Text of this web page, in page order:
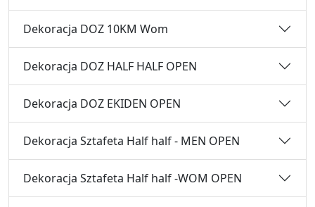
Dekoracja DOZ 10KM Wom
Dekoracja DOZ HALF HALF OPEN
Dekoracja DOZ EKIDEN OPEN
Dekoracja Sztafeta Half half - MEN OPEN
Dekoracja Sztafeta Half half -WOM OPEN